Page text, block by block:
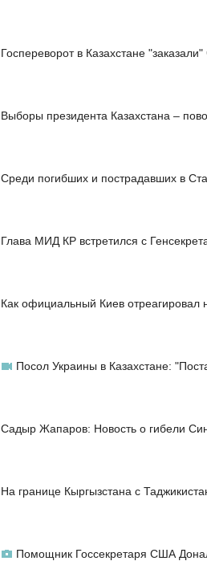
Госпереворот в Казахстане
Выборы президента Казахстана –
Среди погибших и пострадавших в
Глава МИД КР встретился с
Как официальный Киев отреагировал
Посол Украины в Казахстане:
Садыр Жапаров: Новость о гибели
На границе Кыргызстана с
Помощник Госсекретаря США